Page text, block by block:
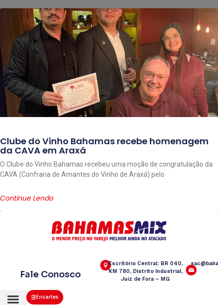
Clube do Vinho Bahamas recebe homenagem
da CAVA em Araxá
O Clube do Vinho Bahamas recebeu uma moção de congratulação da
CAVA (Confraria de Amantes do Vinho de Araxá) pelo
Continue Lendo
Encartes
Fale Conosco
Escritório Central: BR 040,
KM 780, Distrito Industrial,
Juiz de Fora – MG